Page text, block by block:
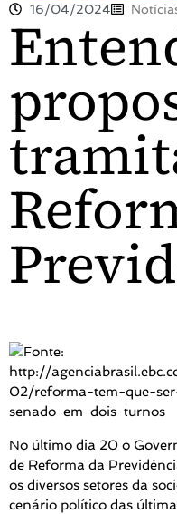
16/04/2024
No último dia 20 o
de Reforma da
os diversos setores da
cenário político das